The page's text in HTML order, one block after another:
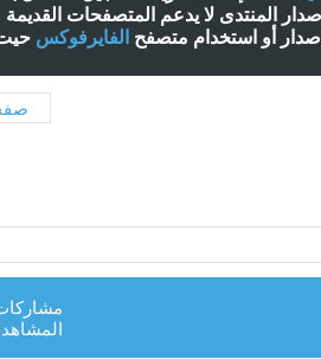
المنتدى لا يدعم المتصفحات القديمة
أو استخدام متصفح الفايرفوكس
صفحة